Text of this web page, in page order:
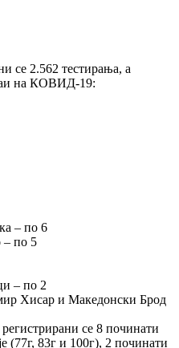
се 2.562 тестирања, а
на КОВИД-19:
– по 6
– по 5
– по 2
Хисар и Македонски Брод
се 8 починати
(77г, 83г и 100г), 2 починати